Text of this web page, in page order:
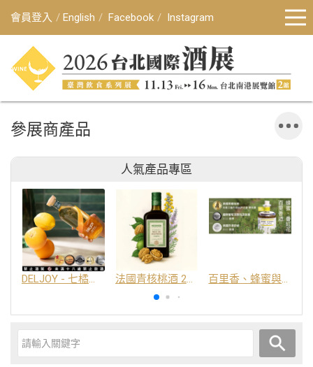
會員登入 English Facebook Instagram
參展商產品
人氣產品專區
DELJOY - 七橘干邑利口酒 24% 法國青核桃酒 25% 百里香、蜂蜜與番紅花酒